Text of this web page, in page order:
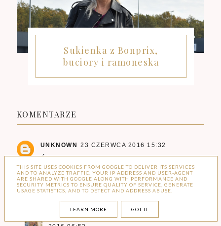
Sukienka z Bonprix,
buciory i ramoneska
KOMENTARZE
UNKNOWN 23 CZERWCA 2016 15:32
Odpowiedz
Odpowiedzi
BABOOSHKA STYLE
24 CZERWCA
THIS SITE USES COOKIES FROM GOOGLE TO DELIVER ITS SERVICES
AND TO ANALYZE TRAFFIC. YOUR IP ADDRESS AND USER-AGENT
ARE SHARED WITH GOOGLE ALONG WITH PERFORMANCE AND
SECURITY METRICS TO ENSURE QUALITY OF SERVICE, GENERATE
USAGE STATISTICS, AND TO DETECT AND ADDRESS ABUSE.
LEARN MORE GOT IT